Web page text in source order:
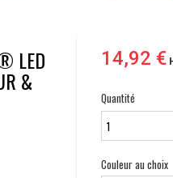
LED
&
14,92 €
Quantité
Couleur au choix